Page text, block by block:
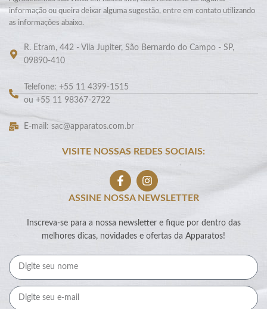
informação ou queira deixar alguma sugestão, entre em contato utilizando
as informações abaixo.
R. Etram, 442 - Vila Jupiter, São Bernardo do Campo - SP,
09890-410
Telefone: +55 11 4399-1515
ou +55 11 98367-2722
E-mail: sac@apparatos.com.br
VISITE NOSSAS REDES SOCIAIS:
ASSINE NOSSA NEWSLETTER
Inscreva-se para a nossa newsletter e fique por dentro das
melhores dicas, novidades e ofertas da Apparatos!